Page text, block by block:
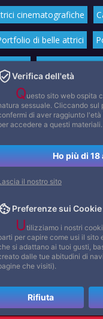
cinematografiche
di belle attrici
Affascinanti
di non
compaiono su questo
anni.
Record-Keeping
prima di
compie tutte le
il libero regime di
o altri diritti esclusivi di
eventuali errori
provvederemo
del materiale lesivo
Sesso VivoCam. 2014
Verifica dell'età
Questo sito web ospita
sessuale. Cliccando sul
di aver raggiunto
accedere a questi materiali.
Ho più di 18
il nostro sito
Preferenze sui
Utilizziamo i nostri
per capire come usi il sito
si adattano ai tuoi gusti,
dalle tue abitudini di
che visiti).
Rifiuta